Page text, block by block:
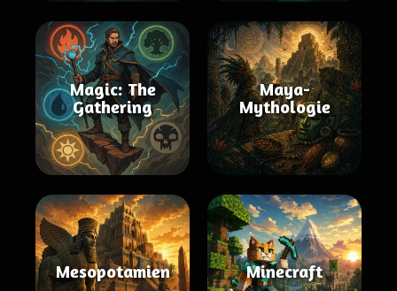
Magic: The
Gathering
Maya-
Mythologie
Mesopotamien Minecraft